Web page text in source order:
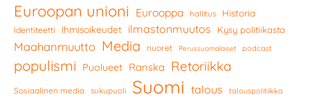
Euroopan unioni Eurooppa hallitus Historia
Identiteetti Ihmisoikeudet ilmastonmuutos Kysy politiikasta
Maahanmuutto Media nuoret Perussuomalaiset podcast
populismi Puolueet Ranska Retoriikka
Sosiaalinen media sukupuoli Suomi talous talouspolitiikka